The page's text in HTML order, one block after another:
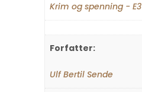
Krim og spenning - E3
Forfatter:
Ulf Bertil Sende